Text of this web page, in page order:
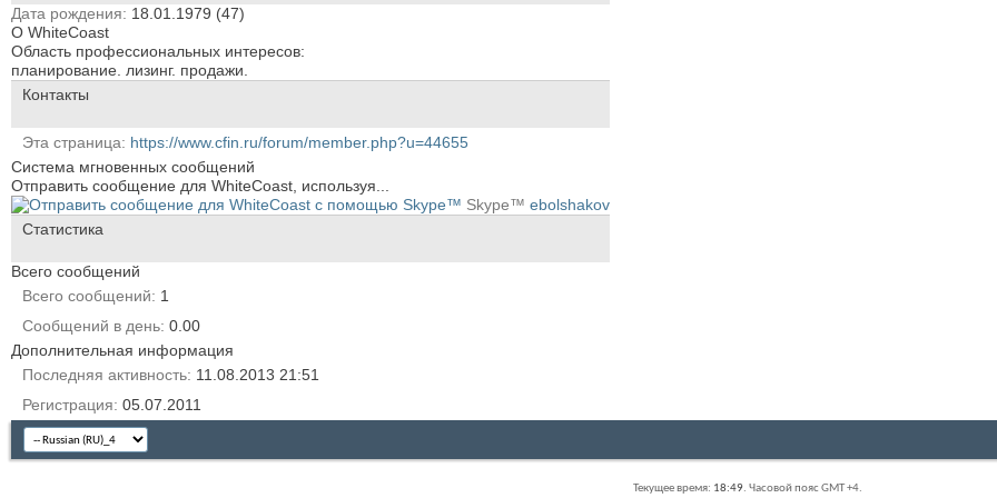
Дата рождения
18.01.1979 (47)
О WhiteCoast
Область профессиональных интересов:
планирование. лизинг. продажи.
Контакты
Эта страница https://www.cfin.ru/forum/member.php?u=44655
Система мгновенных сообщений
Отправить сообщение для WhiteCoast, используя...
Skype™ ebolshakov
Статистика
Всего сообщений
Всего сообщений
1
Сообщений в день 0.00
Дополнительная информация
Последняя активность 11.08.2013 21:51
Регистрация 05.07.2011
Текущее время: 18:49. Часовой пояс GMT +4.